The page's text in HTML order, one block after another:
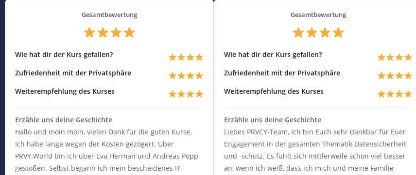
Gesamtbewertung
Wie hat dir der Kurs gefallen?
Zufriedenheit mit der Privatsphäre
Weiterempfehlung des Kurses
Erzähle uns deine Geschichte
Hallo und moin moin, vielen Dank für die guten Kurse.
Ich habe lange wegen der Kosten gezögert. Über
PRVY.World bin ich über Eva Herman und Andreas Popp
gestoßen. Selbst begann ich mein bescheidenes IT-
Gesamtbewertung
Wie hat dir der Kurs gefallen?
Zufriedenheit mit der Privatsphäre
Weiterempfehlung des Kurses
Erzähle uns deine Geschichte
Liebes PRVCY-Team, Ich bin Euch sehr dankbar für Euer
Engagement in der gesamten Thematik Datensicherheit
und -schutz. Es fühlt sich mittlerweile schon viel besser
an, wenn ich weiß, dass ich mich und meine Familie